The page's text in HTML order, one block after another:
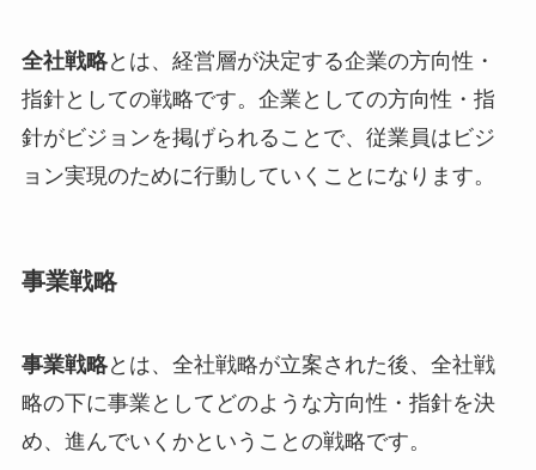
全社戦略とは、経営層が決定する企業の方向性・
指針としての戦略です。企業としての方向性・指
針がビジョンを掲げられることで、従業員はビジ
ョン実現のために行動していくことになります。
事業戦略
事業戦略とは、全社戦略が立案された後、全社戦
略の下に事業としてどのような方向性・指針を決
め、進んでいくかということの戦略です。